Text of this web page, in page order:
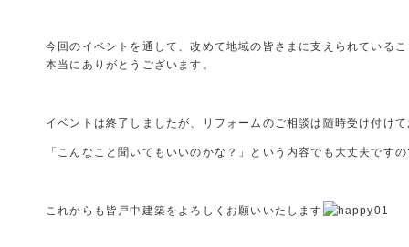
今回のイベントを通して、改めて地域の皆さまに支えられている
本当にありがとうございます。
イベントは終了しましたが、リフォームのご相談は随時受け付け
「こんなこと聞いてもいいのかな？」という内容でも大丈夫です
これからも皆戸中建築をよろしくお願いいたします